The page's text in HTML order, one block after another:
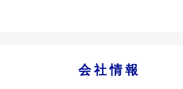
会社情報